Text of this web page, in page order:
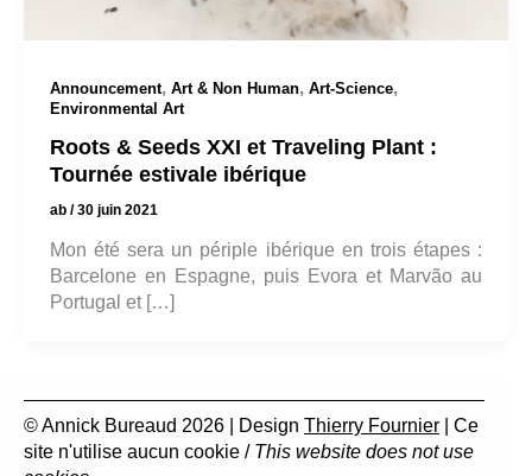
Announcement, Art & Non Human, Art-Science,
Environmental Art
Roots & Seeds XXI et Traveling Plant :
Tournée estivale ibérique
ab /30 juin 2021
Mon été sera un périple ibérique en trois étapes :
Barcelone en Espagne, puis Evora et Marvão au
Portugal et […]
© Annick Bureaud 2026 | Design Thierry Fournier | Ce
site n'utilise aucun cookie / This website does not use